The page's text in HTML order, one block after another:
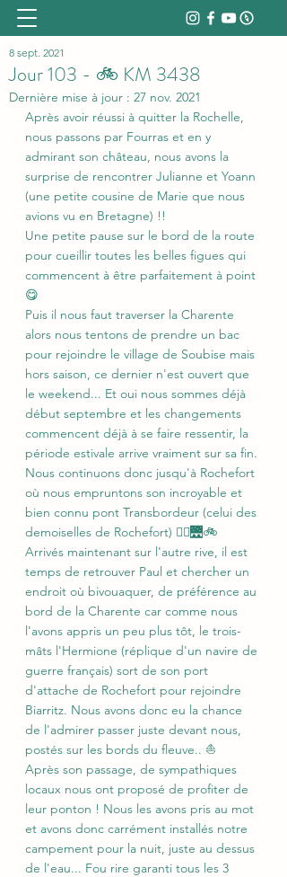
Jour 103 - 🚲 KM 3438
8 sept. 2021
Dernière mise à jour : 27 nov. 2021
Après avoir réussi à quitter la Rochelle,
nous passons par Fourras et en y
admirant son château, nous avons la
surprise de rencontrer Julianne et Yoann
(une petite cousine de Marie que nous
avions vu en Bretagne) !!
Une petite pause sur le bord de la route
pour cueillir toutes les belles figues qui
commencent à être parfaitement à point
😋
Puis il nous faut traverser la Charente
alors nous tentons de prendre un bac
pour rejoindre le village de Soubise mais
hors saison, ce dernier n'est ouvert que
le weekend... Et oui nous sommes déjà
début septembre et les changements
commencent déjà à se faire ressentir, la
période estivale arrive vraiment sur sa fin.
Nous continuons donc jusqu'à Rochefort
où nous empruntons son incroyable et
bien connu pont Transbordeur (celui des
demoiselles de Rochefort) 👯‍♀️🌉🚲
Arrivés maintenant sur l'autre rive, il est
temps de retrouver Paul et chercher un
endroit où bivouaquer, de préférence au
bord de la Charente car comme nous
l'avons appris un peu plus tôt, le trois-
mâts l'Hermione (réplique d'un navire de
guerre français) sort de son port
d'attache de Rochefort pour rejoindre
Biarritz. Nous avons donc eu la chance
de l'admirer passer juste devant nous,
postés sur les bords du fleuve.. ⛵
Après son passage, de sympathiques
locaux nous ont proposé de profiter de
leur ponton ! Nous les avons pris au mot
et avons donc carrément installés notre
campement pour la nuit, juste au dessus
de l'eau... Fou rire garanti tous les 3